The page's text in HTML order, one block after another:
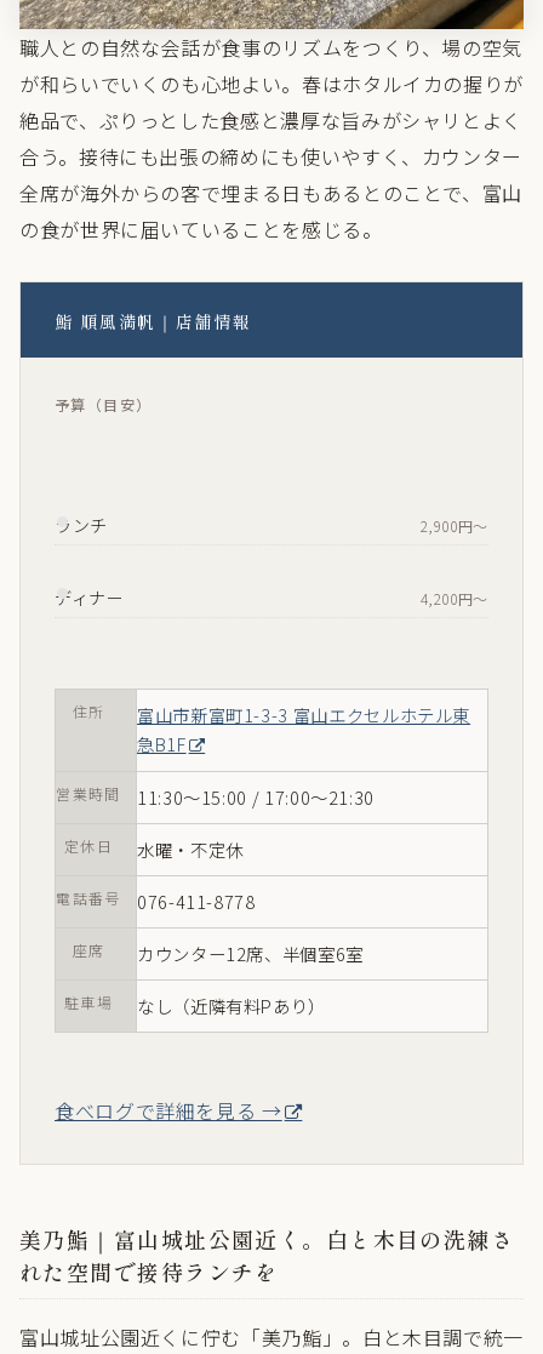
職人との自然な会話が食事のリズムをつくり、場の空気
が和らいでいくのも心地よい。春はホタルイカの握りが
絶品で、ぷりっとした食感と濃厚な旨みがシャリとよく
合う。接待にも出張の締めにも使いやすく、カウンター
全席が海外からの客で埋まる日もあるとのことで、富山
の食が世界に届いていることを感じる。
鮨 順風満帆｜店舗情報
予算（目安）
ランチ 2,900円〜
ディナー 4,200円〜
住所
富山市新富町1-3-3 富山エクセルホテル東
急B1F
営業時間 11:30〜15:00 / 17:00〜21:30
定休日 水曜・不定休
電話番号 076-411-8778
座席 カウンター12席、半個室6室
駐車場 なし（近隣有料Pあり）
食べログで詳細を見る →
美乃鮨｜富山城址公園近く。白と木目の洗練さ
れた空間で接待ランチを
富山城址公園近くに佇む「美乃鮨」。白と木目調で統一